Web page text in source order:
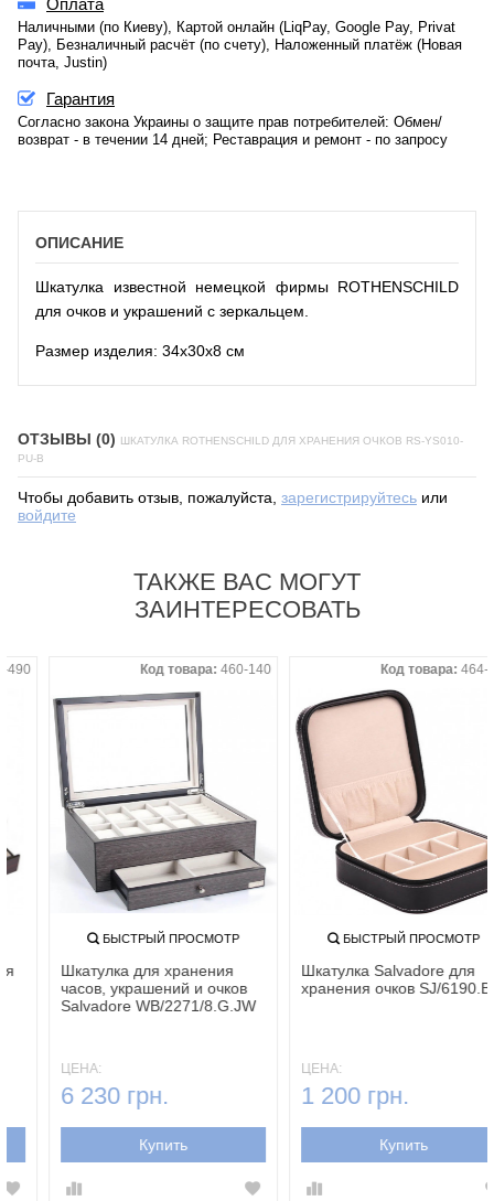
Оплата
Наличными (по Киеву), Картой онлайн (LiqPay, Google Pay, Privat
Pay), Безналичный расчёт (по счету), Наложенный платёж (Новая
почта, Justin)
Гарантия
Согласно закона Украины о защите прав потребителей: Обмен/
возврат - в течении 14 дней; Реставрация и ремонт - по запросу
ОПИСАНИЕ
Шкатулка известной немецкой фирмы ROTHENSCHILD
для очков и украшений с зеркальцем.
Размер изделия: 34х30х8 см
ОТЗЫВЫ (0)
ШКАТУЛКА ROTHENSCHILD ДЛЯ ХРАНЕНИЯ ОЧКОВ RS-YS010-
PU-B
Чтобы добавить отзыв, пожалуйста, зарегистрируйтесь или
войдите
ТАКЖЕ ВАС МОГУТ
ЗАИНТЕРЕСОВАТЬ
Код товара:462-490
БЫСТРЫЙ ПРОСМОТР
Шкатулка Rothenschild для
украшений RS-J301-EC
ЦЕНА:
10 790 грн.
Купить
Код товара:460-140
БЫСТРЫЙ ПРОСМОТР
Шкатулка для хранения
часов, украшений и очков
ЦЕНА:
6 230 грн.
Купить